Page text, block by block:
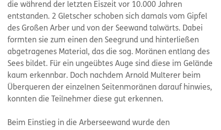
die während der letzten Eiszeit vor 10.000 Jahren
entstanden. 2 Gletscher schoben sich damals vom Gipfel
des Großen Arber und von der Seewand talwärts. Dabei
formten sie zum einen den Seegrund und hinterließen
abgetragenes Material, das die sog. Moränen entlang des
Sees bildet. Für ein ungeübtes Auge sind diese im Gelände
kaum erkennbar. Doch nachdem Arnold Multerer beim
Überqueren der einzelnen Seitenmoränen darauf hinwies,
konnten die Teilnehmer diese gut erkennen.
Beim Einstieg in die Arberseewand wurde den